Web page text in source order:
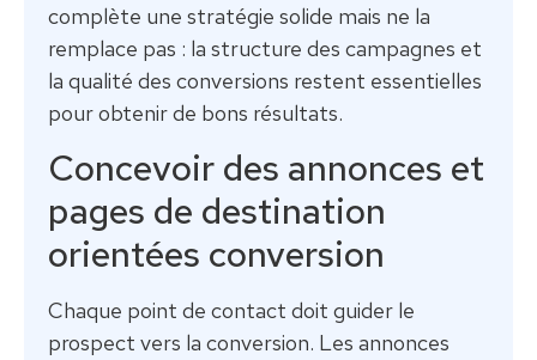
complète une stratégie solide mais ne la
remplace pas : la structure des campagnes et
la qualité des conversions restent essentielles
pour obtenir de bons résultats.
Concevoir des annonces et
pages de destination
orientées conversion
Chaque point de contact doit guider le
prospect vers la conversion. Les annonces